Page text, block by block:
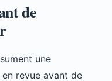
de
une
revue avant de